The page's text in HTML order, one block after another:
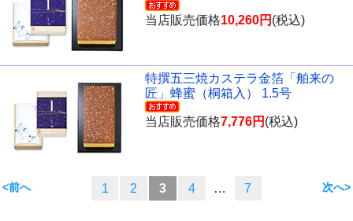
当店販売価格10,260円 (税込)
特撰五三焼カステラ金箔「舶来の
匠」蜂蜜（桐箱入） 1.5号
当店販売価格7,776円 (税込)
< >
1 2 3 4 … 7